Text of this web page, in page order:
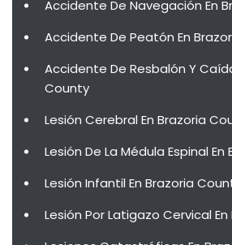
Accidente De Navegación En
Accidente De Peatón En
Accidente De Resbalón Y
County
Lesión Cerebral En Brazoria
Lesión De La Médula Espinal
Lesión Infantil En Brazoria
Lesión Por Latigazo Cervical